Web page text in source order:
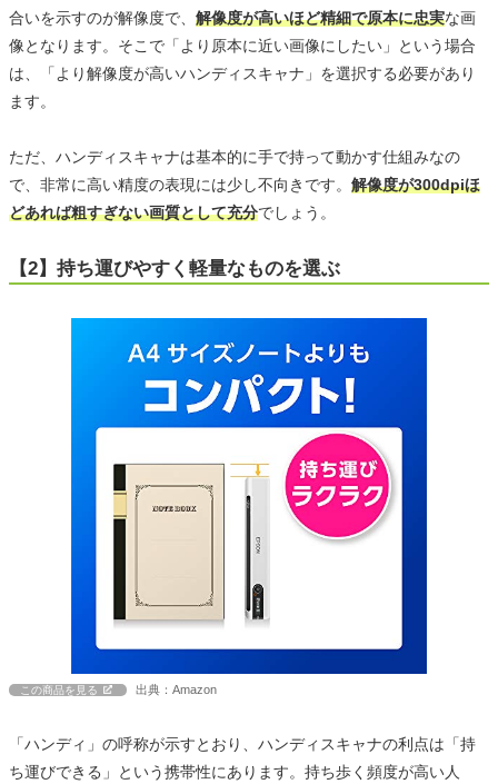
合いを示すのが解像度で、 解像度が高いほど精細で原本に忠実な画
像となります。そこで「より原本に近い画像にしたい」という場合
は、「より解像度が高いハンディスキャナ」を選択する必要があり
ます。
ただ、ハンディスキャナは基本的に手で持って動かす仕組みなの
で、非常に高い精度の表現には少し不向きです。 解像度が300dpiほ
どあれば粗すぎない画質として充分でしょう。
【2】持ち運びやすく軽量なものを選ぶ
この商品を見る 出典：Amazon
「ハンディ」の呼称が示すとおり、ハンディスキャナの利点は「持
ち運びできる」という携帯性にあります。持ち歩く頻度が高い人